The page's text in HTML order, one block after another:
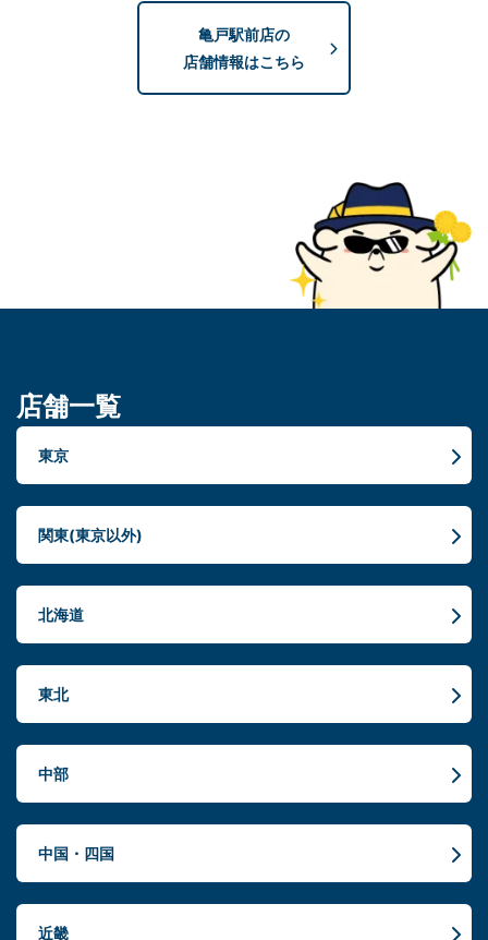
亀戸駅前店の
店舗情報はこちら
店舗一覧
東京
関東(東京以外)
北海道
東北
中部
中国・四国
近畿